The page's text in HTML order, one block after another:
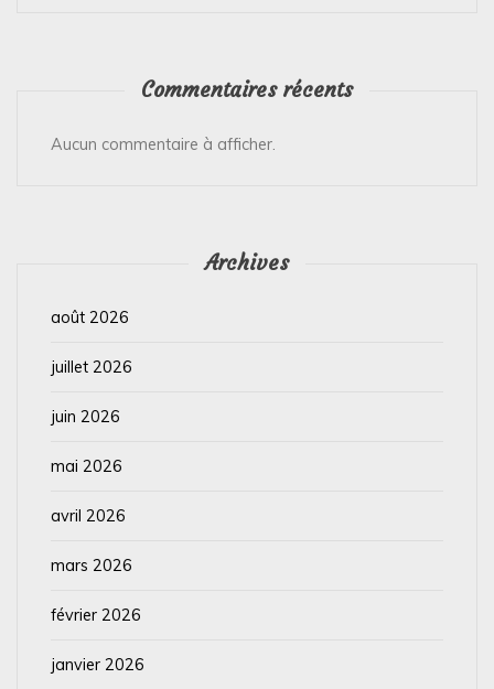
Commentaires récents
Aucun commentaire à afficher.
Archives
août 2026
juillet 2026
juin 2026
mai 2026
avril 2026
mars 2026
février 2026
janvier 2026